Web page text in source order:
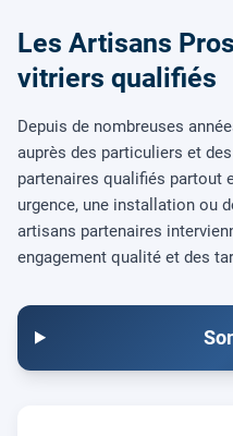
Les Artisans
vitriers qualifiés
Depuis de nombreuses
auprès des particuliers et
partenaires qualifiés partout
urgence, une installation ou
artisans partenaires
engagement qualité et des